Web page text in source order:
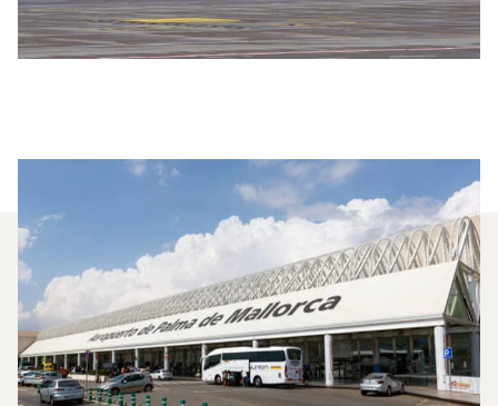
Milyen Típusú Repülőgépet
Bérelhetek A Berlin És Palma
De Mallorca Közötti